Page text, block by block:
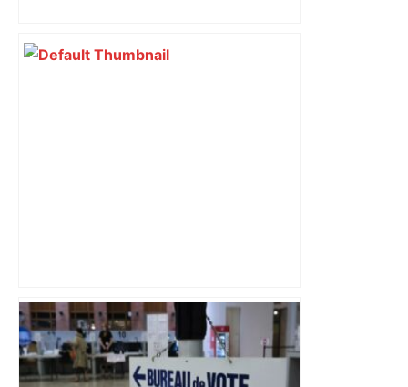
A680 Toulouse fermée dans les 2 sens
– Radio VINCI Autoroutes